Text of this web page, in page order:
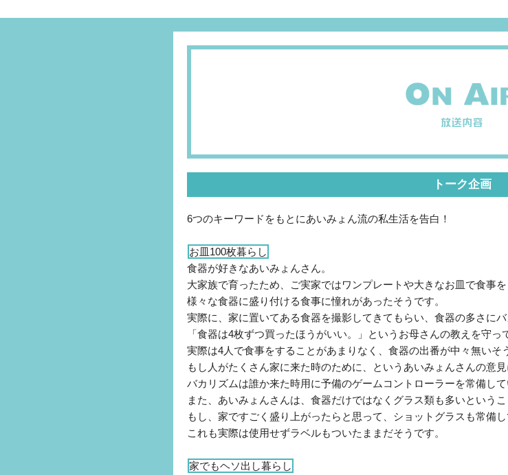
トーク企画
6つのキーワードをもとにあいみょん流の私生活を告白！
お皿100枚暮らし
食器が好きなあいみょんさん。
大家族で育ったため、ご実家ではワンプレートや大きなお皿で食事を
様々な食器に盛り付ける食事に憧れがあったそうです。
実際に、家に置いてある食器を撮影してきてもらい、食器の多さに
「食器は4枚ずつ買ったほうがいい。」というお母さんの教えを守っ
実際は4人で食事をすることがあまりなく、食器の出番が中々無いそ
もし人がたくさん家に来た時のために、というあいみょんさんの意見
バカリズムは誰か来た時用に予備のゲームコントローラーを常備して
また、あいみょんさんは、食器だけではなくグラス類も多いという
もし、家ですごく盛り上がったらと思って、ショットグラスも常備し
これも実際は使用せずラベルもついたままだそうです。
家でもヘソ出し暮らし